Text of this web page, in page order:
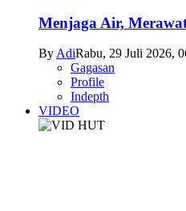
Menjaga Air,
ByAdiRabu, 29 Juli 2026,
Gagasan
Profile
Indepth
VIDEO